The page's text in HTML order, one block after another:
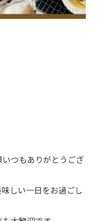
つもありがとうござ
しい一日をお過ごし